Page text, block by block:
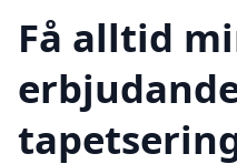
Få alltid